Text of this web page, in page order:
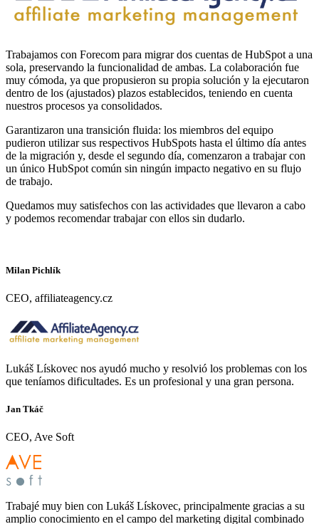
Trabajamos con Forecom para migrar dos cuentas de HubSpot a una
sola, preservando la funcionalidad de ambas. La colaboración fue
muy cómoda, ya que propusieron su propia solución y la ejecutaron
dentro de los (ajustados) plazos establecidos, teniendo en cuenta
nuestros procesos ya consolidados.
Garantizaron una transición fluida: los miembros del equipo
pudieron utilizar sus respectivos HubSpots hasta el último día antes
de la migración y, desde el segundo día, comenzaron a trabajar con
un único HubSpot común sin ningún impacto negativo en su flujo
de trabajo.
Quedamos muy satisfechos con las actividades que llevaron a cabo
y podemos recomendar trabajar con ellos sin dudarlo.
Milan Pichlík
CEO, affiliateagency.cz
Lukáš Lískovec nos ayudó mucho y resolvió los problemas con los
que teníamos dificultades. Es un profesional y una gran persona.
Jan Tkáč
CEO, Ave Soft
Trabajé muy bien con Lukáš Lískovec, principalmente gracias a su
amplio conocimiento en el campo del marketing digital combinado